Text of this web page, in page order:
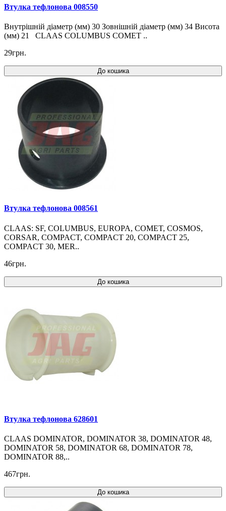
Втулка тефлонова 008550
Внутрішній діаметр (мм) 30 Зовнішній діаметр (мм) 34 Висота
(мм) 21 CLAAS COLUMBUS COMET ..
29грн.
До кошика
Втулка тефлонова 008561
CLAAS: SF, COLUMBUS, EUROPA, COMET, COSMOS,
CORSAR, COMPACT, COMPACT 20, COMPACT 25,
COMPACT 30, MER..
46грн.
До кошика
Втулка тефлонова 628601
CLAAS DOMINATOR, DOMINATOR 38, DOMINATOR 48,
DOMINATOR 58, DOMINATOR 68, DOMINATOR 78,
DOMINATOR 88,..
467грн.
До кошика